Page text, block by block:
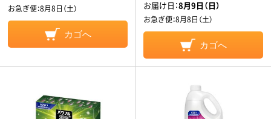
お急ぎ便：8月8日（土）
カゴへ
お届け日：8月9日（日）
お急ぎ便：8月8日（土）
カゴへ